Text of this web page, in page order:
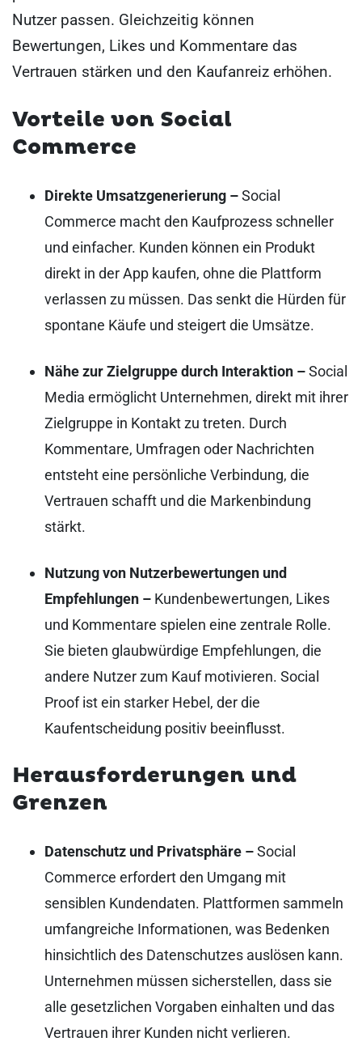
Nutzer passen. Gleichzeitig können
Bewertungen, Likes und Kommentare das
Vertrauen stärken und den Kaufanreiz erhöhen.
Vorteile von Social
Commerce
Direkte Umsatzgenerierung –Social
Commerce macht den Kaufprozess schneller
und einfacher. Kunden können ein Produkt
direkt in der App kaufen, ohne die Plattform
verlassen zu müssen. Das senkt die Hürden für
spontane Käufe und steigert die Umsätze.
Nähe zur Zielgruppe durch Interaktion –Social
Media ermöglicht Unternehmen, direkt mit ihrer
Zielgruppe in Kontakt zu treten. Durch
Kommentare, Umfragen oder Nachrichten
entsteht eine persönliche Verbindung, die
Vertrauen schafft und die Markenbindung
stärkt.
Nutzung von Nutzerbewertungen und
Empfehlungen – Kundenbewertungen, Likes
und Kommentare spielen eine zentrale Rolle.
Sie bieten glaubwürdige Empfehlungen, die
andere Nutzer zum Kauf motivieren. Social
Proof ist ein starker Hebel, der die
Kaufentscheidung positiv beeinflusst.
Herausforderungen und
Grenzen
Datenschutz und Privatsphäre –Social
Commerce erfordert den Umgang mit
sensiblen Kundendaten. Plattformen sammeln
umfangreiche Informationen, was Bedenken
hinsichtlich des Datenschutzes auslösen kann.
Unternehmen müssen sicherstellen, dass sie
alle gesetzlichen Vorgaben einhalten und das
Vertrauen ihrer Kunden nicht verlieren.